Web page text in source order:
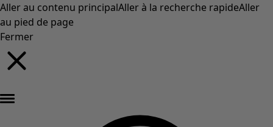
Aller au contenu principalAller à la recherche rapideAller
au pied de page
Fermer